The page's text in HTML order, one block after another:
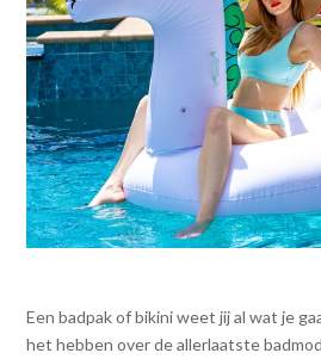
Een badpak of bikini weet jij al wat je
het hebben over de allerlaatste